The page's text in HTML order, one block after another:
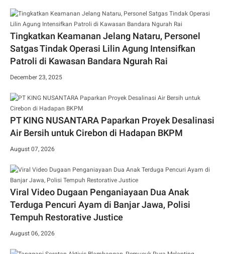
Tingkatkan Keamanan Jelang Nataru, Personel
Satgas Tindak Operasi Lilin Agung Intensifkan
Patroli di Kawasan Bandara Ngurah Rai
December 23, 2025
PT KING NUSANTARA Paparkan Proyek Desalinasi
Air Bersih untuk Cirebon di Hadapan BKPM
August 07, 2026
Viral Video Dugaan Penganiayaan Dua Anak
Terduga Pencuri Ayam di Banjar Jawa, Polisi
Tempuh Restorative Justice
August 06, 2026